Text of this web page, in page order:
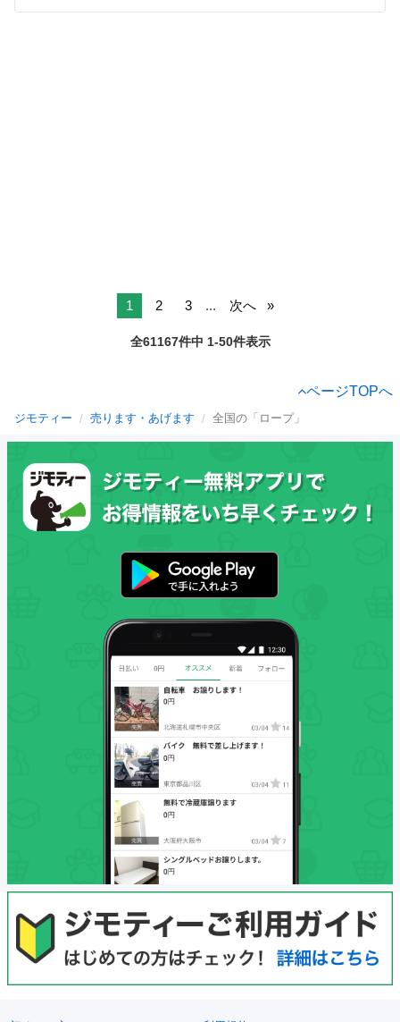
1 2 3 ... 次へ
全61167件中 1-50件表示
ページTOPへ
ジモティー 売ります・あげます 全国の「ロープ」